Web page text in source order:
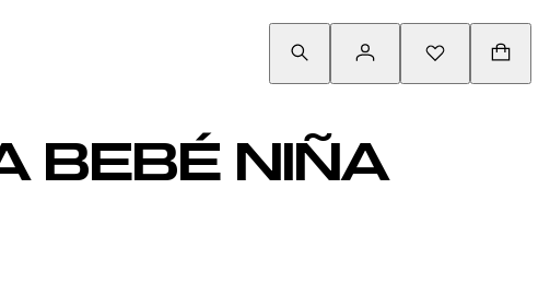
BEBÉ NIÑA